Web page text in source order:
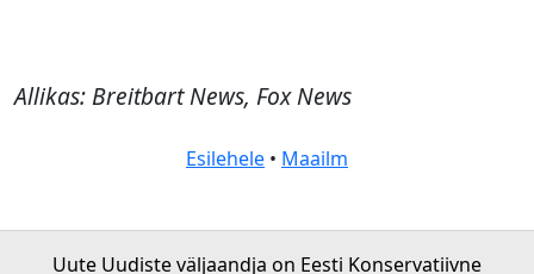
Allikas: Breitbart News, Fox News
Esilehele • Maailm
Uute Uudiste väljaandja on Eesti Konservatiivne